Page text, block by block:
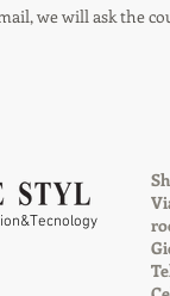
we will ask the